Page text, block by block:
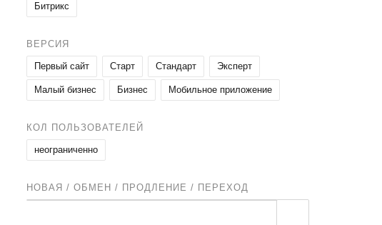
Битрикс
ВЕРСИЯ
Первый сайт Старт Стандарт Эксперт
Малый бизнес Бизнес Мобильное приложение
КОЛ ПОЛЬЗОВАТЕЛЕЙ
неограниченно
НОВАЯ / ОБМЕН / ПРОДЛЕНИЕ / ПЕРЕХОД